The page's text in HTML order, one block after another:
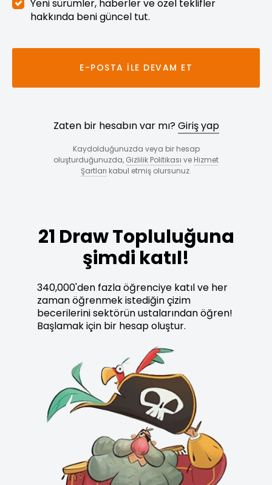
Yeni sürümler, haberler ve özel teklifler
hakkında beni güncel tut.
E-POSTA ILE DEVAM ET
Zaten bir hesabın var mı?Giriş yap
Kaydolduğunuzda veya bir hesap
oluşturduğunuzda, Gizlilik Politikası ve Hizmet
Şartları kabul etmiş olursunuz.
21 Draw Topluluğuna
şimdi katıl!
340,000'den fazla öğrenciye katıl ve her
zaman öğrenmek istediğin çizim
becerilerini sektörün ustalarından öğren!
Başlamak için bir hesap oluştur.